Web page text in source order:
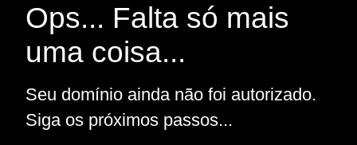
Ops... Falta só mais
uma coisa...
Seu domínio ainda não foi autorizado.
Siga os próximos passos...